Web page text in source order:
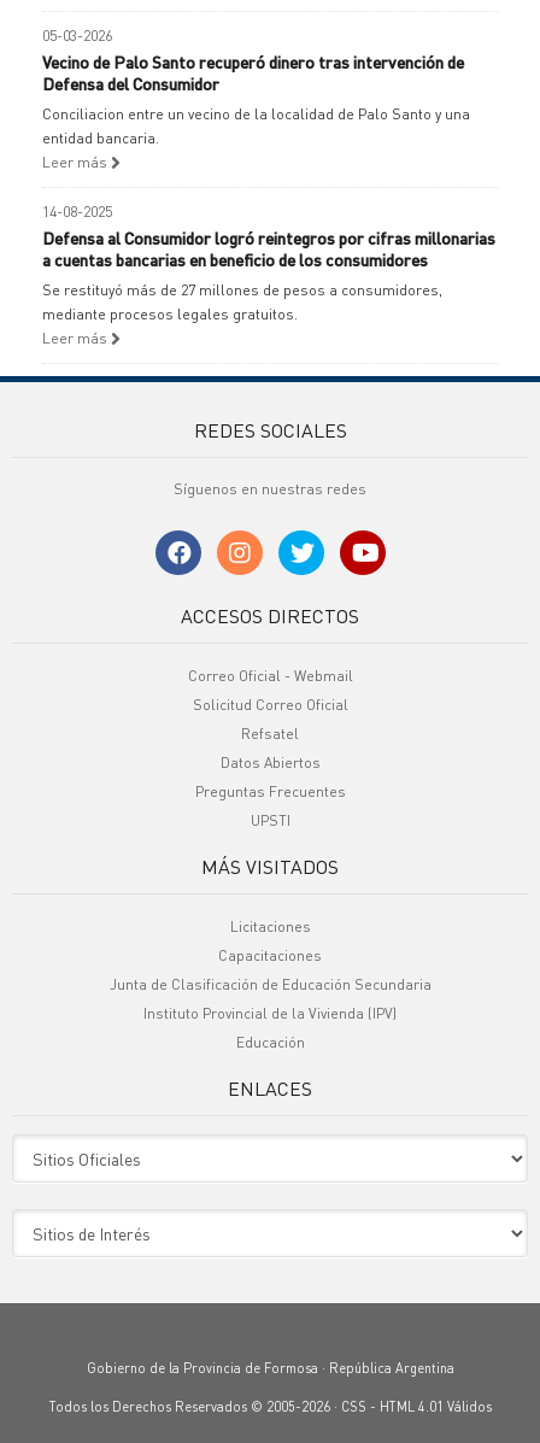
05-03-2026
Vecino de Palo Santo recuperó dinero tras intervención de
Defensa del Consumidor
Conciliacion entre un vecino de la localidad de Palo Santo y una
entidad bancaria.
Leer más
14-08-2025
Defensa al Consumidor logró reintegros por cifras millonarias
a cuentas bancarias en beneficio de los consumidores
Se restituyó más de 27 millones de pesos a consumidores,
mediante procesos legales gratuitos.
Leer más
REDES SOCIALES
Síguenos en nuestras redes
ACCESOS DIRECTOS
Correo Oficial - Webmail
Solicitud Correo Oficial
Refsatel
Datos Abiertos
Preguntas Frecuentes
UPSTI
MÁS VISITADOS
Licitaciones
Capacitaciones
Junta de Clasificación de Educación Secundaria
Instituto Provincial de la Vivienda (IPV)
Educación
ENLACES
Gobierno de la Provincia de Formosa · República Argentina
Todos los Derechos Reservados © 2005-2026 · CSS - HTML 4.01 Válidos